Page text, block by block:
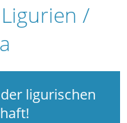
/
ligurischen